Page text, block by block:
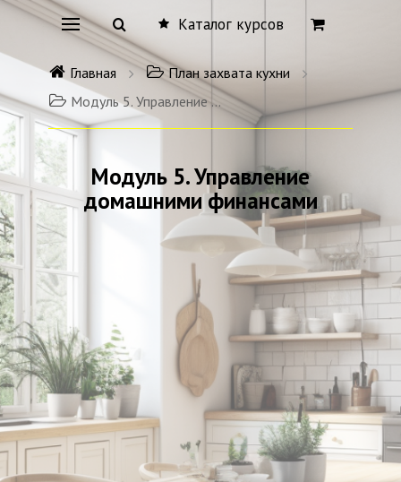
Каталог курсов
Главная
План захвата кухни
Модуль 5. Управление домашними финансами
Модуль 5. Управление
домашними финансами